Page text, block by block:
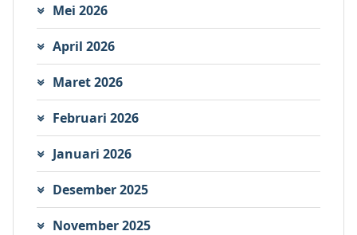
Mei 2026
April 2026
Maret 2026
Februari 2026
Januari 2026
Desember 2025
November 2025